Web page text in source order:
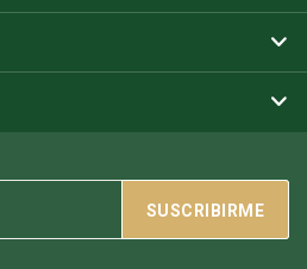
SUSCRIBIRME